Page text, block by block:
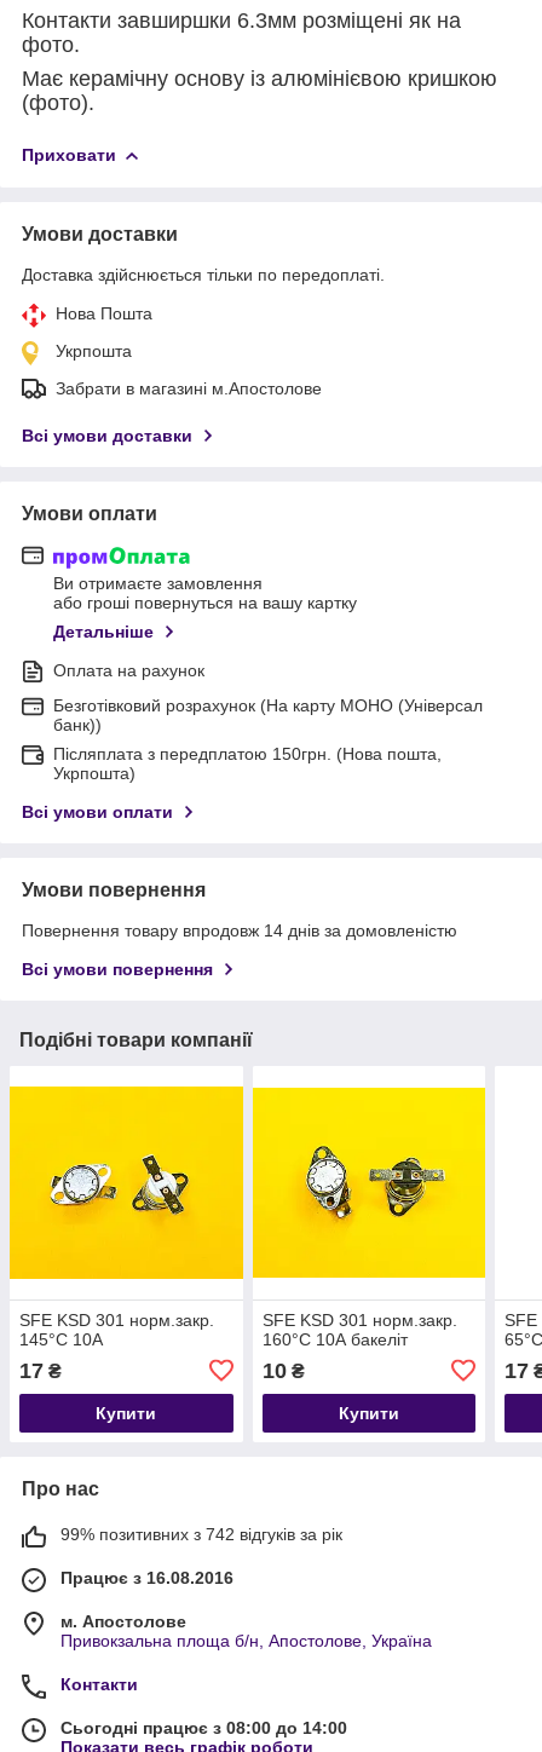
Контакти завширшки 6.3мм розміщені як на
фото.
Має керамічну основу із алюмінієвою кришкою
(фото).
Приховати
Умови доставки
Доставка здійснюється тільки по передоплаті.
Нова Пошта
Укрпошта
Забрати в магазині м.Апостолове
Всі умови доставки
Умови оплати
Ви отримаєте замовлення
або гроші повернуться на вашу картку
Детальніше
Оплата на рахунок
Безготівковий розрахунок (На карту МОНО (Універсал
банк))
Післяплата з передплатою 150грн. (Нова пошта,
Укрпошта)
Всі умови оплати
Умови повернення
Повернення товару впродовж 14 днів за домовленістю
Всі умови повернення
Подібні товари компанії
SFE KSD 301 норм.закр.
145°С 10А
17 ₴
Купити
SFE KSD 301 норм.закр.
160°С 10А бакеліт
10₴
Купити
SFE
17
Про нас
99% позитивних з 742 відгуків за рік
Працює з 16.08.2016
м. Апостолове
Привокзальна площа б/н, Апостолове, Україна
Контакти
Сьогодні працює з 08:00 до 14:00
Показати весь графік роботи